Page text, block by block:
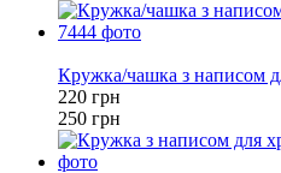
Кружка/чашка з написом
220 грн
250 грн